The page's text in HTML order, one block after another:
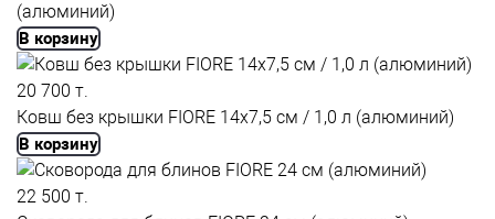
(алюминий)
В корзину
20 700 т.
Ковш без крышки FIORE 14x7,5 см / 1,0 л (алюминий)
В корзину
22 500 т.